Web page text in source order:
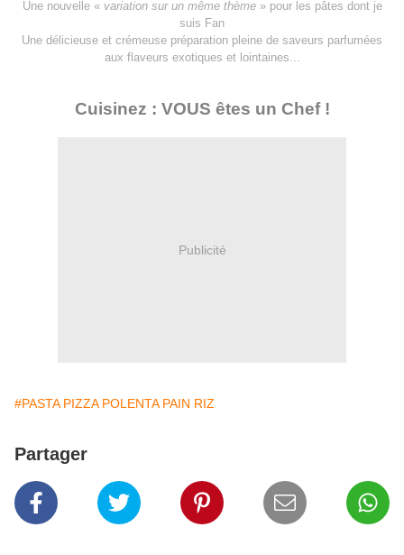
Une nouvelle « variation sur un même thème» pour les pâtes dont je
suis Fan
Une délicieuse et crémeuse préparation pleine de saveurs parfumées
aux flaveurs exotiques et lointaines...
Cuisinez : VOUS êtes un Chef !
Publicité
#PASTA PIZZA POLENTA PAIN RIZ
Partager